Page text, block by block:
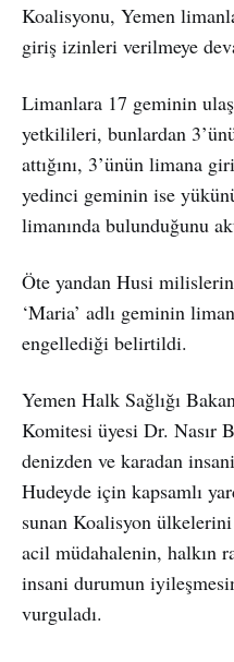
Koalisyonu, Yemen
giriş izinleri verilmeye
Limanlara 17 geminin
yetkilileri, bunlardan
attığını, 3’ünün limana
yedinci geminin ise
limanında bulunduğunu
Öte yandan Husi
‘Maria’ adlı geminin
engellediği belirtildi.
Yemen Halk Sağlığı
Komitesi üyesi Dr. Nasır
denizden ve karadan
Hudeyde için kapsamlı
sunan Koalisyon
acil müdahalenin, halkın
insani durumun
vurguladı.